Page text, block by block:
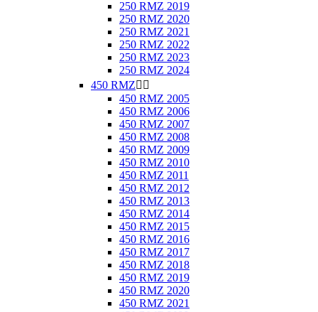
250 RMZ 2019
250 RMZ 2020
250 RMZ 2021
250 RMZ 2022
250 RMZ 2023
250 RMZ 2024
450 RMZ 
450 RMZ 2005
450 RMZ 2006
450 RMZ 2007
450 RMZ 2008
450 RMZ 2009
450 RMZ 2010
450 RMZ 2011
450 RMZ 2012
450 RMZ 2013
450 RMZ 2014
450 RMZ 2015
450 RMZ 2016
450 RMZ 2017
450 RMZ 2018
450 RMZ 2019
450 RMZ 2020
450 RMZ 2021